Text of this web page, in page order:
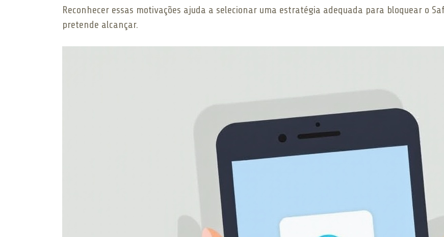
Reconhecer essas motivações ajuda a selecionar uma estratégia adequada para bloquear o
pretende alcançar.